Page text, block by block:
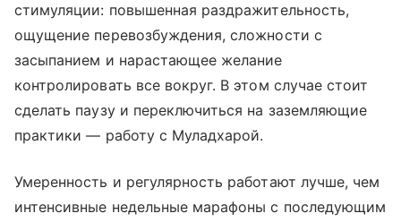
стимуляции: повышенная раздражительность,
ощущение перевозбуждения, сложности с
засыпанием и нарастающее желание
контролировать все вокруг. В этом случае стоит
сделать паузу и переключиться на заземляющие
практики — работу с Муладхарой.
Умеренность и регулярность работают лучше, чем
интенсивные недельные марафоны с последующим